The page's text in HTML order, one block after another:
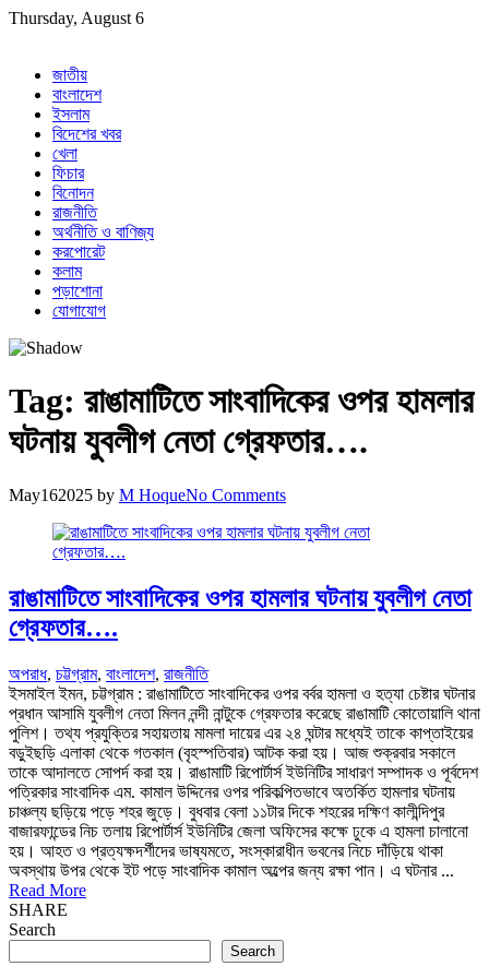
Skip
Thursday, August 6
জাতীয়
বাংলাদেশ
ইসলাম
বিদেশের খবর
খেলা
ফিচার
বিনোদন
রাজনীতি
অর্থনীতি ও বাণিজ্য
করপোরেট
কলাম
পড়াশোনা
যোগাযোগ
Tag: রাঙামাটিতে সাংবাদিকের ওপর হামলার
ঘটনায় যুবলীগ নেতা গ্রেফতার….
May162025 by M HoqueNo Comments
রাঙামাটিতে সাংবাদিকের ওপর হামলার ঘটনায় যুবলীগ নেতা
গ্রেফতার….
অপরাধ, চট্টগ্রাম, বাংলাদেশ, রাজনীতি
ইসমাইল ইমন, চট্টগ্রাম : রাঙামাটিতে সাংবাদিকের ওপর বর্বর হামলা ও হত্যা চেষ্টার ঘটনার
প্রধান আসামি যুবলীগ নেতা মিলন নন্দী নান্টুকে গ্রেফতার করেছে রাঙামাটি কোতোয়ালি থানা
পুলিশ। তথ্য প্রযুক্তির সহায়তায় মামলা দায়ের এর ২৪ ঘন্টার মধ্যেই তাকে কাপ্তাইয়ের
বড়ুইছড়ি এলাকা থেকে গতকাল (বৃহস্পতিবার) আটক করা হয়। আজ শুক্রবার সকালে
তাকে আদালতে সোপর্দ করা হয়। রাঙামাটি রিপোর্টার্স ইউনিটির সাধারণ সম্পাদক ও পূর্বদেশ
পত্রিকার সাংবাদিক এম. কামাল উদ্দিনের ওপর পরিকল্পিতভাবে অতর্কিত হামলার ঘটনায়
চাঞ্চল্য ছড়িয়ে পড়ে শহর জুড়ে। বুধবার বেলা ১১টার দিকে শহরের দক্ষিণ কালীন্দিপুর
বাজারফান্ডের নিচ তলায় রিপোর্টার্স ইউনিটির জেলা অফিসের কক্ষে ঢুকে এ হামলা চালানো
হয়। আহত ও প্রত্যক্ষদর্শীদের ভাষ্যমতে, সংস্কারাধীন ভবনের নিচে দাঁড়িয়ে থাকা
অবস্থায় উপর থেকে ইট পড়ে সাংবাদিক কামাল অল্পের জন্য রক্ষা পান। এ ঘটনার ...
Read More
SHARE
Search
Search